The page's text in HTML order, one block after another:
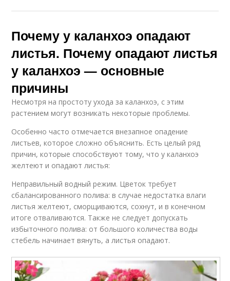
Почему у каланхоэ опадают
листья. Почему опадают листья
у каланхоэ — основные
причины
Несмотря на простоту ухода за каланхоэ, с этим
растением могут возникать некоторые проблемы.
Особенно часто отмечается внезапное опадение
листьев, которое сложно объяснить. Есть целый ряд
причин, которые способствуют тому, что у каланхоэ
желтеют и опадают листья:
Неправильный водный режим. Цветок требует
сбалансированного полива: в случае недостатка влаги
листья желтеют, сморщиваются, сохнут, и в конечном
итоге отваливаются. Также не следует допускать
избыточного полива: от большого количества воды
стебель начинает вянуть, а листья опадают.